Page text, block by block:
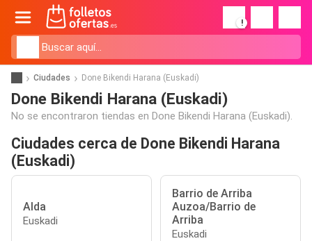
!
Ciudades Done Bikendi Harana (Euskadi)
Done Bikendi Harana (Euskadi)
No se encontraron tiendas en Done Bikendi Harana (Euskadi).
Ciudades cerca de Done Bikendi Harana
(Euskadi)
Alda
Euskadi
Barrio de Arriba
Auzoa/Barrio de
Arriba
Euskadi